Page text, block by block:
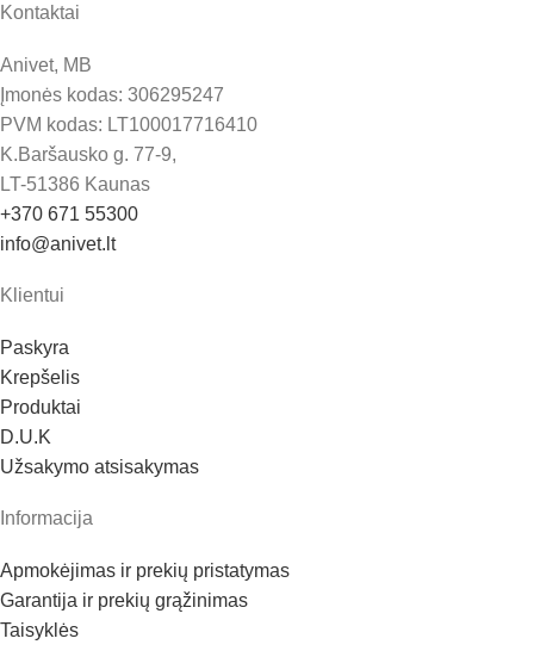
Kontaktai
Anivet, MB
Įmonės kodas: 306295247
PVM kodas: LT100017716410
K.Baršausko g. 77-9,
LT-51386 Kaunas
+370 671 55300
info@anivet.lt
Klientui
Paskyra
Krepšelis
Produktai
D.U.K
Užsakymo atsisakymas
Informacija
Apmokėjimas ir prekių pristatymas
Garantija ir prekių grąžinimas
Taisyklės